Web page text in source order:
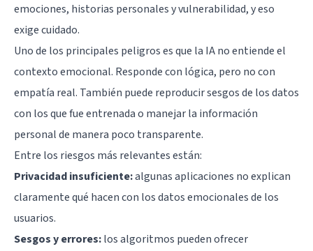
emociones, historias personales y vulnerabilidad, y eso
exige cuidado.
Uno de los principales peligros es que la IA no entiende el
contexto emocional. Responde con lógica, pero no con
empatía real. También puede reproducir sesgos de los datos
con los que fue entrenada o manejar la información
personal de manera poco transparente.
Entre los riesgos más relevantes están:
Privacidad insuficiente:algunas aplicaciones no explican
claramente qué hacen con los datos emocionales de los
usuarios.
Sesgos y errores:los algoritmos pueden ofrecer